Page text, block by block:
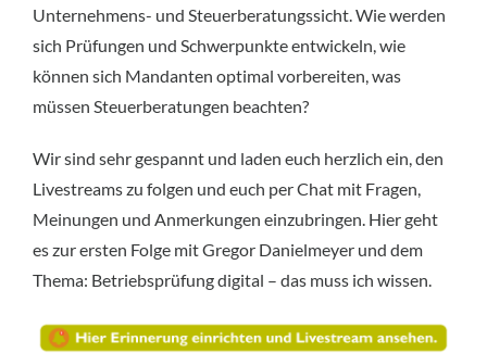
Unternehmens- und Steuerberatungssicht. Wie werden
sich Prüfungen und Schwerpunkte entwickeln, wie
können sich Mandanten optimal vorbereiten, was
müssen Steuerberatungen beachten?
Wir sind sehr gespannt und laden euch herzlich ein, den
Livestreams zu folgen und euch per Chat mit Fragen,
Meinungen und Anmerkungen einzubringen. Hier geht
es zur ersten Folge mit Gregor Danielmeyer und dem
Thema: Betriebsprüfung digital – das muss ich wissen.